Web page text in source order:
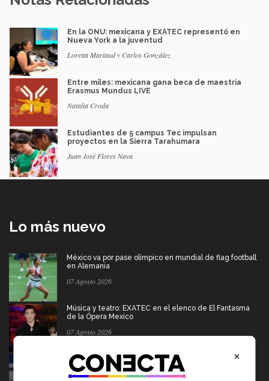
En la ONU: mexicana y EXATEC representó en
Nueva York a la juventud
Loretta Mariaud y Carlos González
Entre miles: mexicana gana beca de maestría
Erasmus Mundus LIVE
Natalia Croda
Estudiantes de 5 campus Tec impulsan
proyectos en la Sierra Tarahumara
Juan José Flores Nava
Lo más nuevo
México va por pase olímpico en mundial de flag football
en Alemania
07 Agosto 2026
Música y teatro: EXATEC en el elenco de El Fantasma
de la Ópera Mexico
07 Agosto 2026
Borregos CCM van por el campeonato en liga mayor de
americano
×